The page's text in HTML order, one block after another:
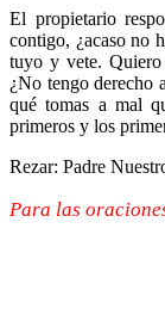
El propietario
contigo, ¿acaso no
tuyo y vete.
¿No tengo derecho
qué tomas a mal
primeros y los
Rezar: Padre
Para las